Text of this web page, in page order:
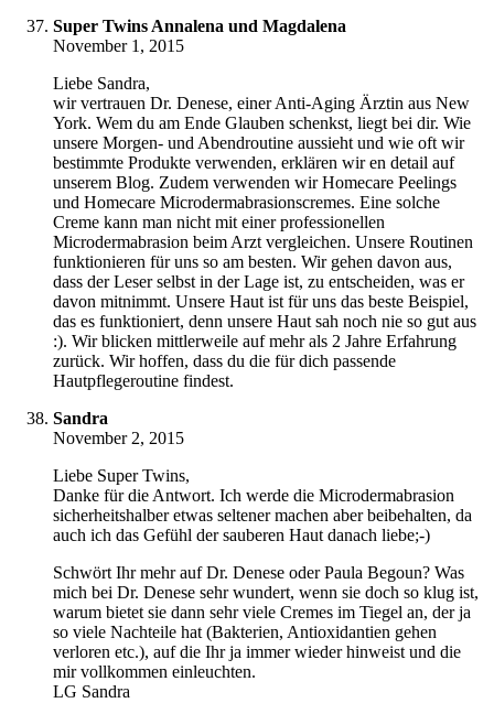
Super Twins Annalena und Magdalena
November 1, 2015
Liebe Sandra,
wir vertrauen Dr. Denese, einer Anti-Aging Ärztin aus New
York. Wem du am Ende Glauben schenkst, liegt bei dir. Wie
unsere Morgen- und Abendroutine aussieht und wie oft wir
bestimmte Produkte verwenden, erklären wir en detail auf
unserem Blog. Zudem verwenden wir Homecare Peelings
und Homecare Microdermabrasionscremes. Eine solche
Creme kann man nicht mit einer professionellen
Microdermabrasion beim Arzt vergleichen. Unsere Routinen
funktionieren für uns so am besten. Wir gehen davon aus,
dass der Leser selbst in der Lage ist, zu entscheiden, was er
davon mitnimmt. Unsere Haut ist für uns das beste Beispiel,
das es funktioniert, denn unsere Haut sah noch nie so gut aus
:). Wir blicken mittlerweile auf mehr als 2 Jahre Erfahrung
zurück. Wir hoffen, dass du die für dich passende
Hautpflegeroutine findest.
Sandra
November 2, 2015
Liebe Super Twins,
Danke für die Antwort. Ich werde die Microdermabrasion
sicherheitshalber etwas seltener machen aber beibehalten, da
auch ich das Gefühl der sauberen Haut danach liebe;-)
Schwört Ihr mehr auf Dr. Denese oder Paula Begoun? Was
mich bei Dr. Denese sehr wundert, wenn sie doch so klug ist,
warum bietet sie dann sehr viele Cremes im Tiegel an, der ja
so viele Nachteile hat (Bakterien, Antioxidantien gehen
verloren etc.), auf die Ihr ja immer wieder hinweist und die
mir vollkommen einleuchten.
LG Sandra